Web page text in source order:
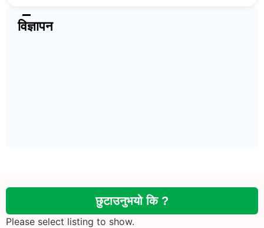
विज्ञापन
छुटाउनुभयो कि ?
Please select listing to show.